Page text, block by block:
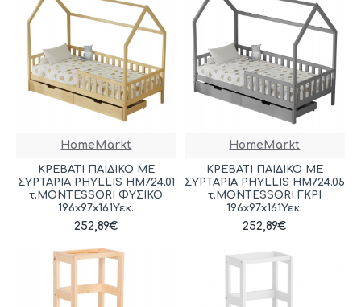
HomeMarkt
ΚΡΕΒΑΤΙ ΠΑΙΔΙΚΟ ΜΕ
ΣΥΡΤΑΡΙΑ PHYLLIS HM724.01
τ.MONTESSORI ΦΥΣΙΚΟ
196x97x161Υεκ.
252,89€
HomeMarkt
ΚΡΕΒΑΤΙ ΠΑΙΔΙΚΟ ΜΕ
ΣΥΡΤΑΡΙΑ PHYLLIS HM724.05
τ.MONTESSORI ΓΚΡΙ
196x97x161Υεκ.
252,89€